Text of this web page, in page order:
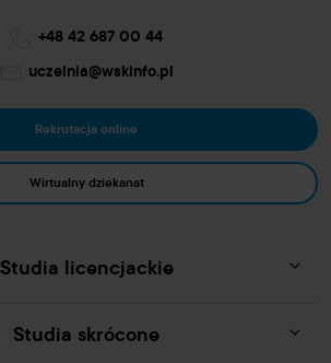
+48 42 687 00 44
uczelnia@wskinfo.pl
Rekrutacja online
Wirtualny dziekanat
Studia licencjackie
Studia skrócone